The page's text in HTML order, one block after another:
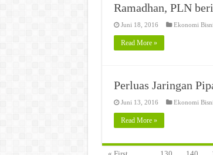
Ramadhan, PLN
Juni 18, 2016 Ekonomi
Read More »
Perluas Jaringan
Juni 13, 2016 Ekonomi
Read More »